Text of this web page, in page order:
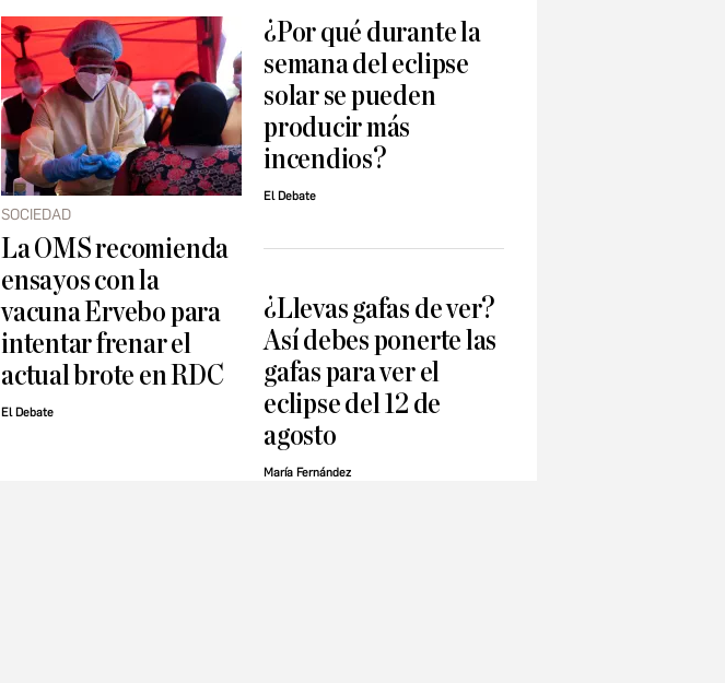
SOCIEDAD
La OMS recomienda
ensayos con la
vacuna Ervebo para
intentar frenar el
actual brote en RDC
El Debate
¿Por qué durante la
semana del eclipse
solar se pueden
producir más
incendios?
El Debate
¿Llevas gafas de ver?
Así debes ponerte las
gafas para ver el
eclipse del 12 de
agosto
María Fernández